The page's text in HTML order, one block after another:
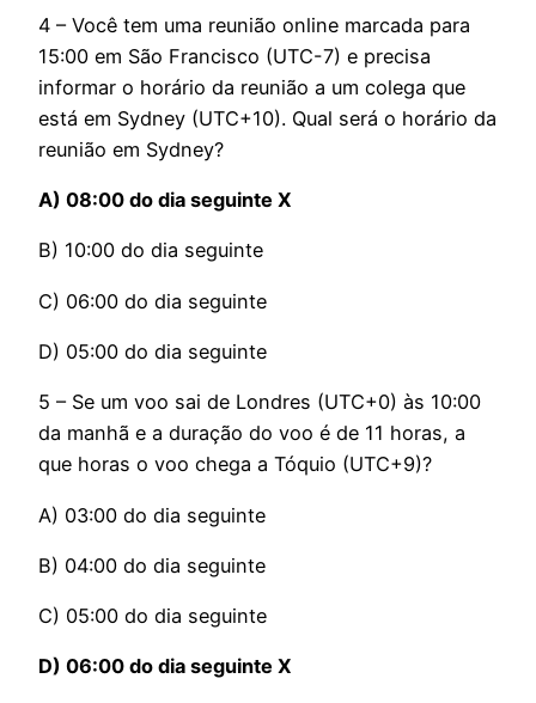
4 – Você tem uma reunião online marcada para
15:00 em São Francisco (UTC-7) e precisa
informar o horário da reunião a um colega que
está em Sydney (UTC+10). Qual será o horário da
reunião em Sydney?
A) 08:00 do dia seguinte X
B) 10:00 do dia seguinte
C) 06:00 do dia seguinte
D) 05:00 do dia seguinte
5 – Se um voo sai de Londres (UTC+0) às 10:00
da manhã e a duração do voo é de 11 horas, a
que horas o voo chega a Tóquio (UTC+9)?
A) 03:00 do dia seguinte
B) 04:00 do dia seguinte
C) 05:00 do dia seguinte
D) 06:00 do dia seguinte X